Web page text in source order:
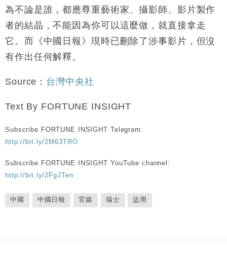
為不論是誰，都應尊重藝術家、攝影師、影片製作
者的結晶，不能因為你可以這麼做，就直接拿走
它。而《中國日報》現時已刪除了涉事影片，但沒
有作出任何解釋。
Source： 台灣中央社
Text By FORTUNE INSIGHT
Subscribe FORTUNE INSIGHT Telegram:
http://bit.ly/2M63TRO
Subscribe FORTUNE INSIGHT YouTube channel:
http://bit.ly/2FgJTen
中國 中國日報 官媒 瑞士 盜用